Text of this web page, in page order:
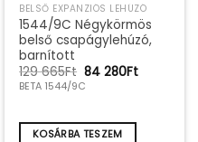
BELSŐ EXPANZIÓS LEHÚZÓ
1544/9C Négykörmös
belső csapágylehúzó,
barnított
129 665Ft Original
price
was:
665Ft.
84 280FtCurrent
BETA 1544/9C
KOSÁRBA TESZEM